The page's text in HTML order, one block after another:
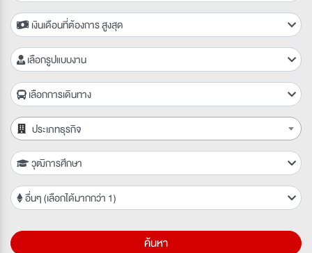
เงินเดือนที่ต้องการ สูงสุด
เลือกรูปแบบงาน
เลือกการเดินทาง
ประเภทธุรกิจ
วุฒิการศึกษา
อื่นๆ (เลือกได้มากกว่า 1)
ค้นหา